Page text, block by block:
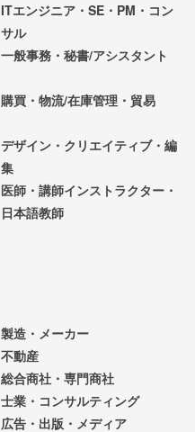
ITエンジニア・SE・PM・コン
サル
一般事務・秘書/アシスタント
購買・物流/在庫管理・貿易
デザイン・クリエイティブ・編
集
医師・講師インストラクター・
日本語教師
製造・メーカー
不動産
総合商社・専門商社
士業・コンサルティング
広告・出版・メディア